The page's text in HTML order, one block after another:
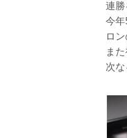
連
今
ロ
ま
次